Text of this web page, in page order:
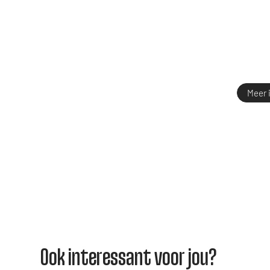
Meer
Ook interessant voor jou?